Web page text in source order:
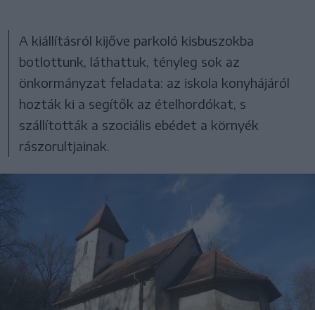
A kiállításról kijőve parkoló kisbuszokba
botlottunk, láthattuk, tényleg sok az
önkormányzat feladata: az iskola konyhájáról
hozták ki a segítők az ételhordókat, s
szállították a szociális ebédet a környék
rászorultjainak.